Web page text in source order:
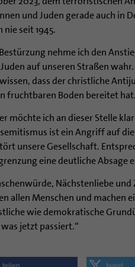
und Juden gerade auch in
nie seit 1945.
nehme ich den
auf unseren Straßen
dass der christliche
fruchtbaren Boden bereitet hat.
möchte ich an dieser Stelle
ist ein Angriff auf
unsere Gesellschaft.
eine deutliche Absage
Nächstenliebe
allen Menschen und machen
wie demokratische
jetzt passiert.“